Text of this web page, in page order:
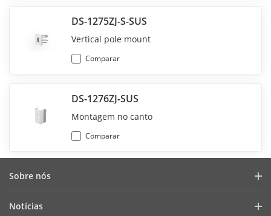
DS-1275ZJ-S-SUS
Vertical pole mount
Comparar
DS-1276ZJ-SUS
Montagem no canto
Comparar
Sobre nós
Notícias